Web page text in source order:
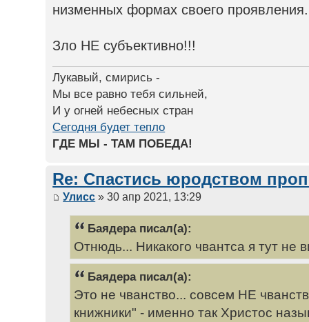
низменных формах своего проявления.
Зло НЕ субъективно!!!
Лукавый, смирись -
Мы все равно тебя сильней,
И у огней небесных стран
Сегодня будет тепло
ГДЕ МЫ - ТАМ ПОБЕДА!
Re: Спастись юродством
Улисс » 30 апр 2021, 13:29
Баядера писал(а):
Отнюдь... Никакого чвантса я тут не
Баядера писал(а):
Это не чванство... совсем НЕ
книжники" - именно так Христос